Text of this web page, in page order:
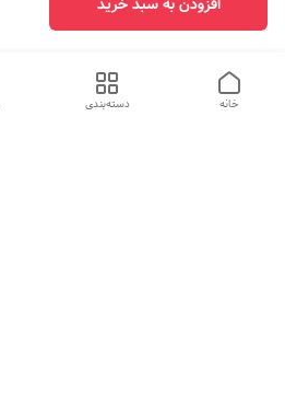
دسته‌بندی خانه